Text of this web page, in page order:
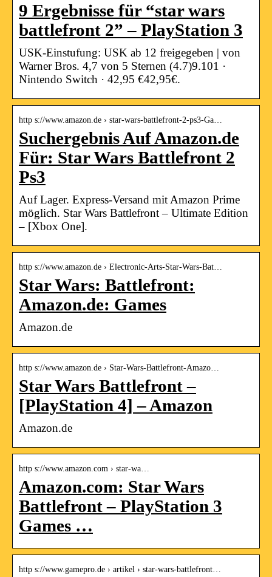
9 Ergebnisse für “star wars
battlefront 2” – PlayStation 3
USK-Einstufung: USK ab 12 freigegeben | von
Warner Bros. 4,7 von 5 Sternen (4.7)9.101 ·
Nintendo Switch · 42,95 €42,95€.
http s://www.amazon.de › star-wars-battlefront-2-ps3-Ga…
Suchergebnis Auf Amazon.de
Für: Star Wars Battlefront 2
Ps3
Auf Lager. Express-Versand mit Amazon Prime
möglich. Star Wars Battlefront – Ultimate Edition
– [Xbox One].
http s://www.amazon.de › Electronic-Arts-Star-Wars-Bat…
Star Wars: Battlefront:
Amazon.de: Games
Amazon.de
http s://www.amazon.de › Star-Wars-Battlefront-Amazo…
Star Wars Battlefront –
[PlayStation 4] – Amazon
Amazon.de
http s://www.amazon.com › star-wa…
Amazon.com: Star Wars
Battlefront – PlayStation 3
Games …
http s://www.gamepro.de › artikel › star-wars-battlefront…